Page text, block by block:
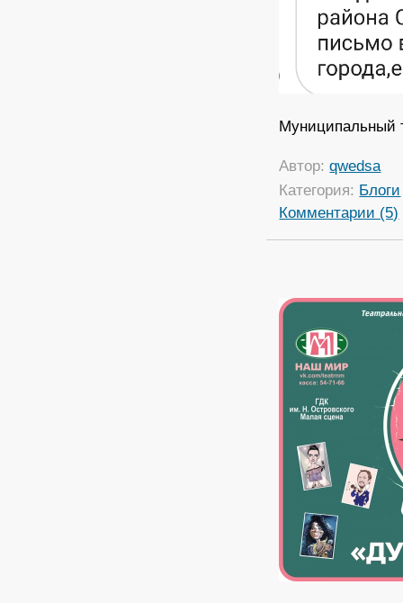
Муниципальный
Автор:qwedsa
Категория: Блоги
Комментарии (5)